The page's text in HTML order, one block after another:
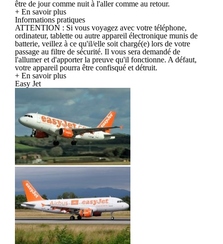
être de jour comme nuit à l'aller comme au retour.
+ En savoir plus
Informations pratiques
ATTENTION : Si vous voyagez avec votre téléphone,
ordinateur, tablette ou autre appareil électronique munis de
batterie, veillez à ce qu'il/elle soit chargé(e) lors de votre
passage au filtre de sécurité. Il vous sera demandé de
l'allumer et d'apporter la preuve qu'il fonctionne. A défaut,
votre appareil pourra être confisqué et détruit.
+ En savoir plus
Easy Jet